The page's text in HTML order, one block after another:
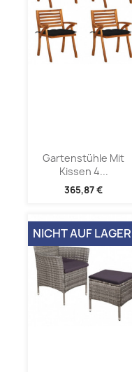
Gartenstühle Mit
Kissen 4...
365,87 €
NICHT AUF LAGER